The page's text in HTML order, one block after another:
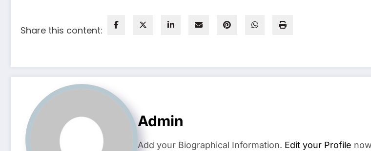
Share this content:
Admin
Add your Biographical Information. Edit your Profile